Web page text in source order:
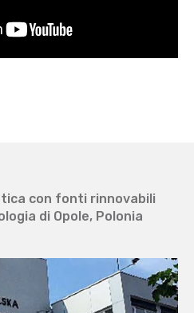
con fonti rinnovabili
di Opole, Polonia